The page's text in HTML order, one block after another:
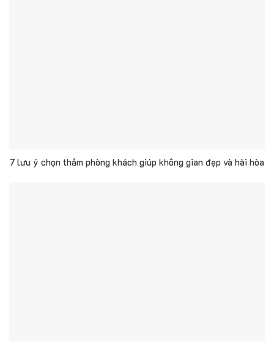
7 lưu ý chọn thảm phòng khách giúp không gian đẹp và hài hòa